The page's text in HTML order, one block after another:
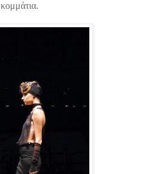
κομμάτια.